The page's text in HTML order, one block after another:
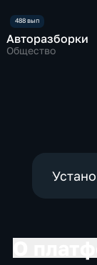
Авторазборки
Общество